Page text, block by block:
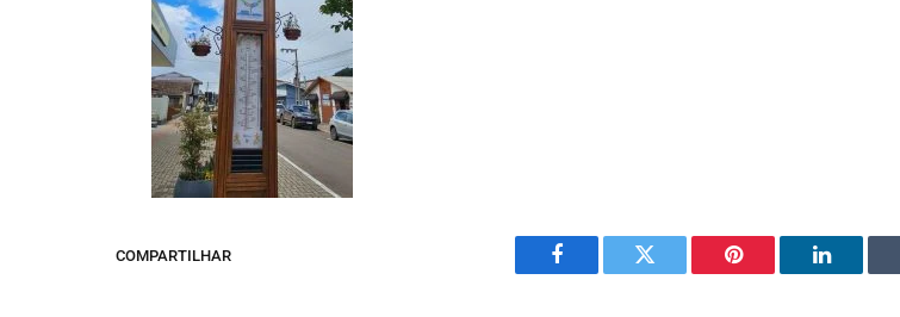
COMPARTILHAR
Facebook Twitter Pinterest LinkedIn